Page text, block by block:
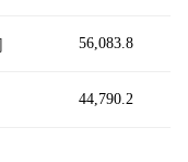
56,083.8
44,790.2